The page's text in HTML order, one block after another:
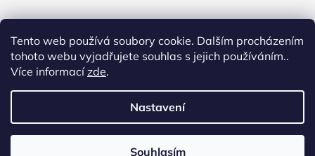
Tento web používá soubory cookie. Dalším procházením
tohoto webu vyjadřujete souhlas s jejich používáním..
Více informacízde.
Nastavení
Souhlasím
VÁŽENÍ ZÁKAZNÍCI, V TÝDNU OD 3. DO 7. SRPNA 2026
ČERPÁME LETNÍ DOVOLENOU. VAŠE OBJEDNÁVKY VYŘÍDÍME
Facebook